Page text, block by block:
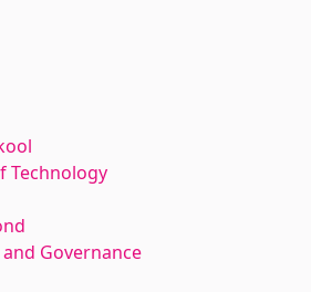
Technology
Governance